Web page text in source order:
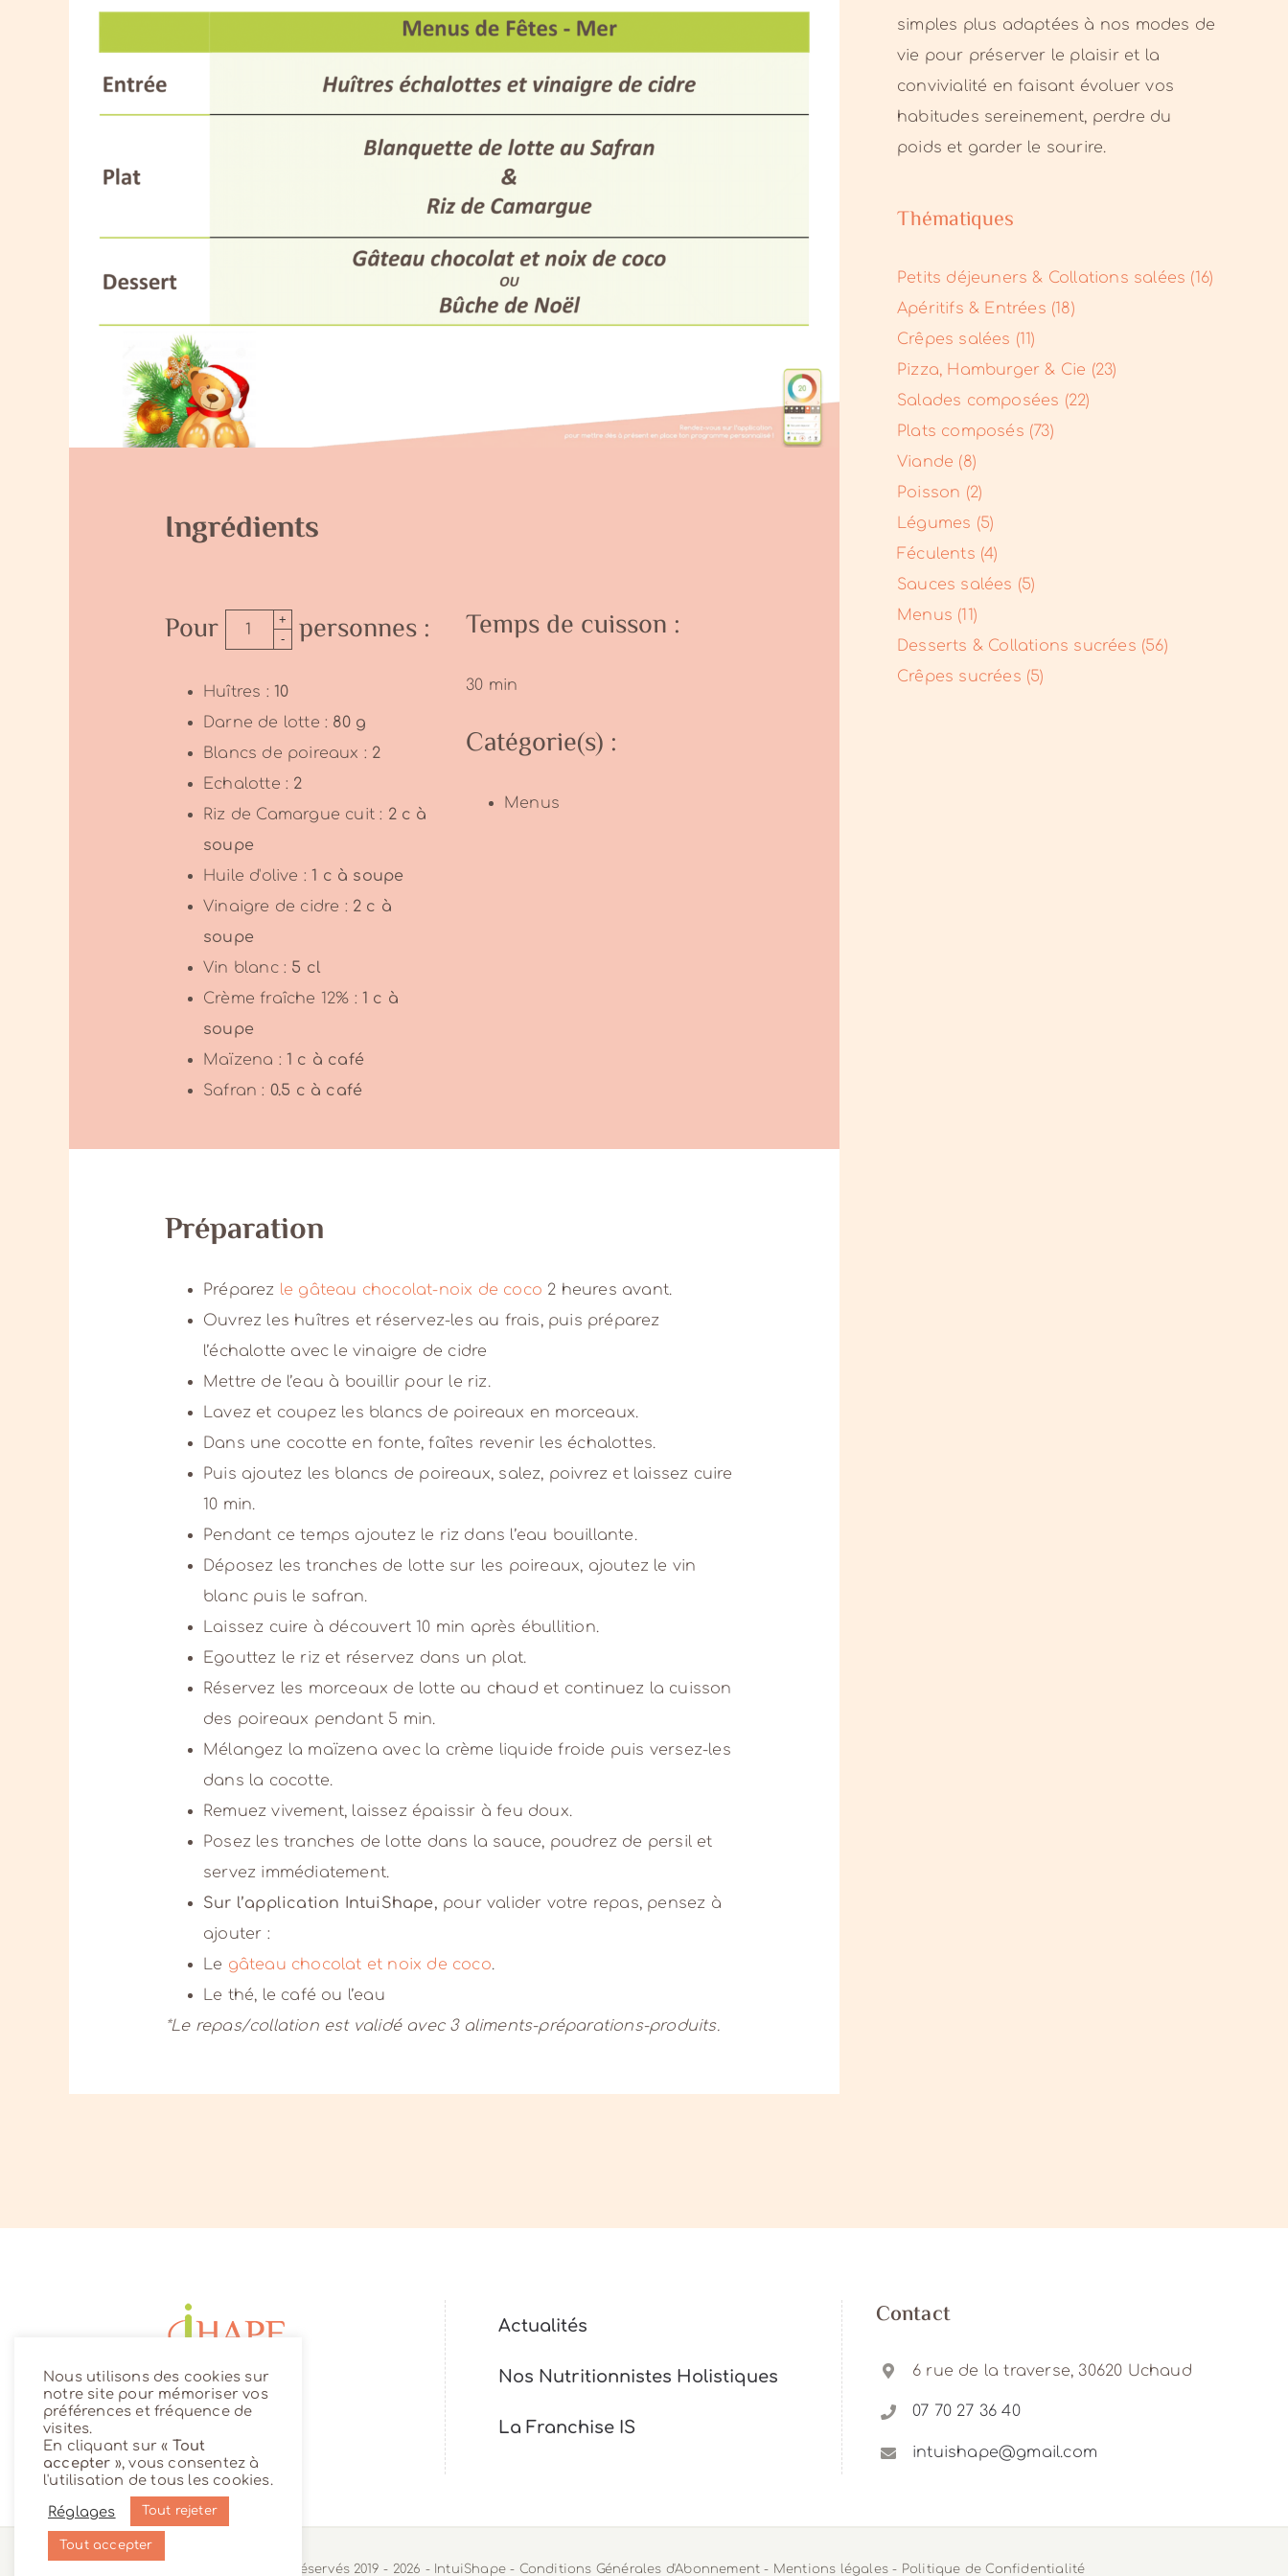
Ingrédients
Pour
+
-
personnes :
Huîtres : 10
Darne de lotte : 80g
Blancs de poireaux : 2
Echalotte : 2
Riz de Camargue cuit : 2c à
soupe
Huile d'olive : 1 c à soupe
Vinaigre de cidre : 2 c à
soupe
Vin blanc : 5 cl
Crème fraîche 12% : 1 c à
soupe
Maïzena : 1 c à café
Safran : 0.5 c à café
Temps de cuisson :
30 min
Catégorie(s) :
Menus
Préparation
Préparez le gâteau chocolat-noix de coco 2 heures avant.
Ouvrez les huîtres et réservez-les au frais, puis préparez
l’échalotte avec le vinaigre de cidre
Mettre de l’eau à bouillir pour le riz.
Lavez et coupez les blancs de poireaux en morceaux.
Dans une cocotte en fonte, faîtes revenir les échalottes.
Puis ajoutez les blancs de poireaux, salez, poivrez et laissez cuire
10 min.
Pendant ce temps ajoutez le riz dans l’eau bouillante.
Déposez les tranches de lotte sur les poireaux, ajoutez le vin
blanc puis le safran.
Laissez cuire à découvert 10 min après ébullition.
Egouttez le riz et réservez dans un plat.
Réservez les morceaux de lotte au chaud et continuez la cuisson
des poireaux pendant 5 min.
Mélangez la maïzena avec la crème liquide froide puis versez-les
dans la cocotte.
Remuez vivement, laissez épaissir à feu doux.
Posez les tranches de lotte dans la sauce, poudrez de persil et
servez immédiatement.
Sur l’application IntuiShape, pour valider votre repas, pensez à
ajouter :
Le gâteau chocolat et noix de coco.
Le thé, le café ou l’eau
*Le repas/collation est validé avec 3 aliments-préparations-produits.
simples plus adaptées à nos modes de
vie pour préserver le plaisir et la
convivialité en faisant évoluer vos
habitudes sereinement, perdre du
poids et garder le sourire.
Thématiques
Petits déjeuners & Collations salées (16)
Apéritifs & Entrées (18)
Crêpes salées (11)
Pizza, Hamburger & Cie (23)
Salades composées (22)
Plats composés (73)
Viande (8)
Poisson (2)
Légumes (5)
Féculents (4)
Sauces salées (5)
Menus (11)
Desserts & Collations sucrées (56)
Crêpes sucrées (5)
Actualités
Nos Nutritionnistes Holistiques
La Franchise IS
Contact
6 rue de la traverse, 30620 Uchaud
07 70 27 36 40
intuishape@gmail.com
© Tous droits réservés 2019 - 2026 - IntuiShape - Conditions Générales d'Abonnement - Mentions légales - Politique de Confidentialité
Nous utilisons des cookies sur
notre site pour mémoriser vos
préférences et fréquence de
visites.
En cliquant sur « Tout
accepter », vous consentez à
l'utilisation de tous les cookies.
Réglages Tout rejeter
Tout accepter